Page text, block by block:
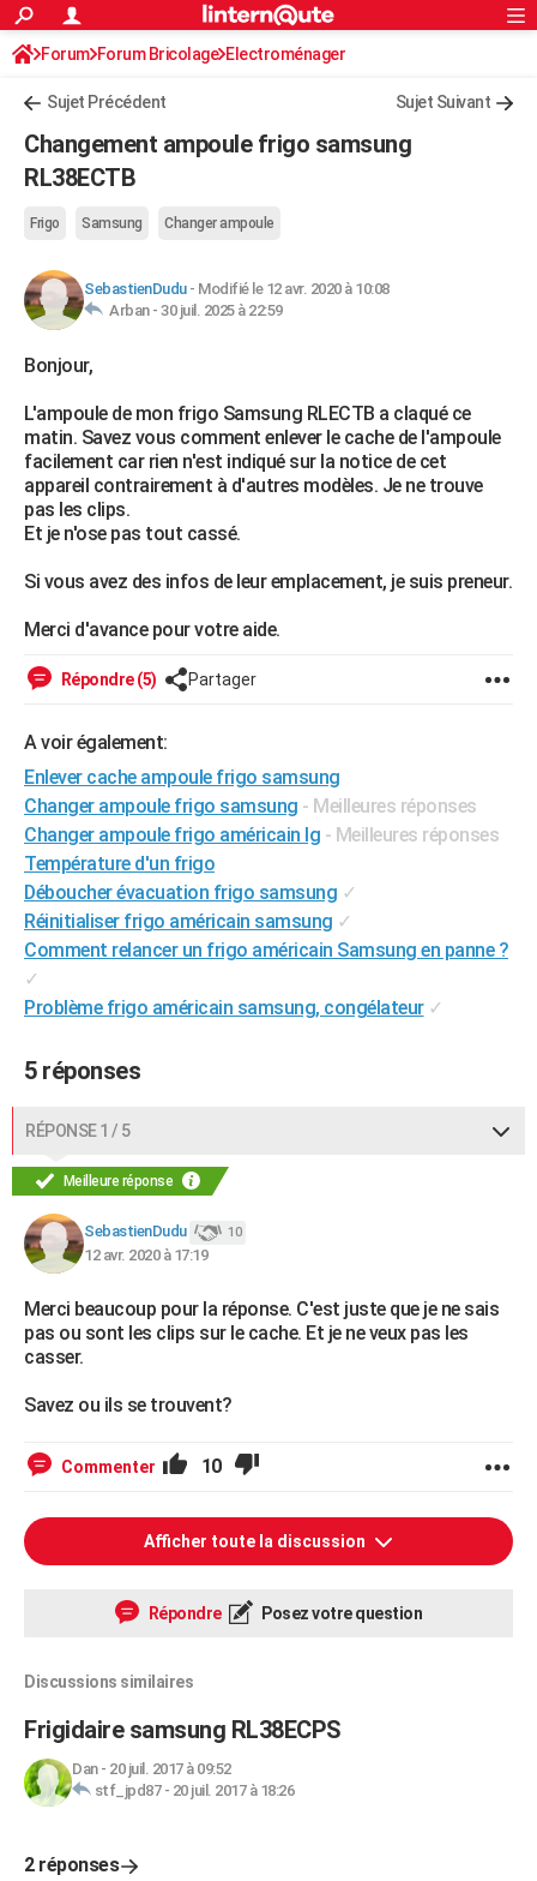
ACTUALITÉS
Politique
Société
Faits Divers
Education
Monde
Villes
+
Programme TV
TNTStreaming
Cinéma
Sorties cinéma
Musique
+FINANCE
Retraite
Impôts
Epargne
Immobilier
Risques naturels par ville
Banque
Assurance
Crédit
AUTO
Essais
Réserver un essai
Citadines
Berlines
SUV
Forum auto
HIGH-TECH
Mobiles
Meilleur smartphone
Internet
Ordinateurs
Jeux vidéo
Guide high-tech
+BRICOLAGE
Forum
Aménagement intérieur
Extérieur
Cuisine
Salle de bains
Jardinage
Rangement
WEEK-END
Guides de France
Escapades
Patrimoine
Expositions
Musées
Week-end nature
LIFESTYLE
Art de vivre
Bien-être
Loisirs
Mode
Modes de vie
SANTE
Alimentation
Guide de la santé
Maladies
Médicaments
Sommeil
VOYAGE
BONS PLANS
Carte de Noël
Carte Bonne année
Carte Saint-Valentin
Carte Pâques
Carte d'anniversaire
Dictionnaire
Biographies
Citations
Expressions
Proverbes
PROGRAMME TV
COPAINS D'AVANT
S'inscrire
Se connecter
Lycées
Collèges
Primaires
Universités
Entreprises
Service militaire
Avis de recherche
AVIS DE DÉCÈS
FORUM
Bricolage
Lifestyle
Culture
Sport
Auto
Television
Voyage
Cinema
S'inscrire
Connexion
Forum Forum Bricolage Electroménager
Sujet Précédent Sujet Suivant
Changement ampoule frigo samsung
RL38ECTB
Frigo Samsung Changer ampoule
SebastienDudu- Modifié le 12 avr. 2020 à 10:08
Arban - 30 juil. 2025 à 22:59
Bonjour,
L'ampoule de mon frigo Samsung RLECTB a claqué ce
matin. Savez vous comment enlever le cache de l'ampoule
facilement car rien n'est indiqué sur la notice de cet
appareil contrairement à d'autres modèles. Je ne trouve
pas les clips.
Et je n'ose pas tout cassé.
Si vous avez des infos de leur emplacement, je suis preneur.
Merci d'avance pour votre aide.
Répondre (5) Partager
A voir également:
Enlever cache ampoule frigo samsung
Changer ampoule frigo samsung - Meilleures réponses
Changer ampoule frigo américain lg - Meilleures réponses
Température d'un frigo
Déboucher évacuation frigo samsung ✓
Réinitialiser frigo américain samsung ✓
Comment relancer un frigo américain Samsung en panne ?
✓
Problème frigo américain samsung, congélateur ✓
5 réponses
RÉPONSE 1 / 5
Meilleure réponse
SebastienDudu 10
12 avr. 2020 à 17:19
Merci beaucoup pour la réponse. C'est juste que je ne sais
pas ou sont les clips sur le cache. Et je ne veux pas les
casser.
Savez ou ils se trouvent?
Commenter 10
Afficher toute la discussion
Répondre Posez votre question
Discussions similaires
Frigidaire samsung RL38ECPS
Dan- 20 juil. 2017 à 09:52
stf_jpd87- 20 juil. 2017 à 18:26
2 réponses